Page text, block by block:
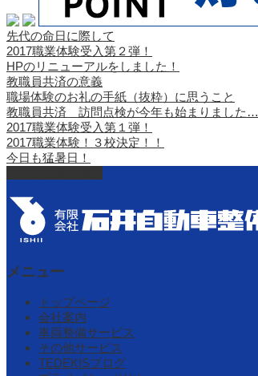
先代の命日に際して
2017職業体験受入第２弾！
HPのリニューアルをしました！
教職員共済の意義
職場体験のお礼の手紙（抜粋）に思うこと
教職員共済 訪問点検が今年も始まりました…
2017職業体験受入第１弾！
2017職業体験！３校決定！！
今日も猛暑日！
メニュー
トップページ
会社案内
車両整備サービス
その他サービス
TEDEKISブログ